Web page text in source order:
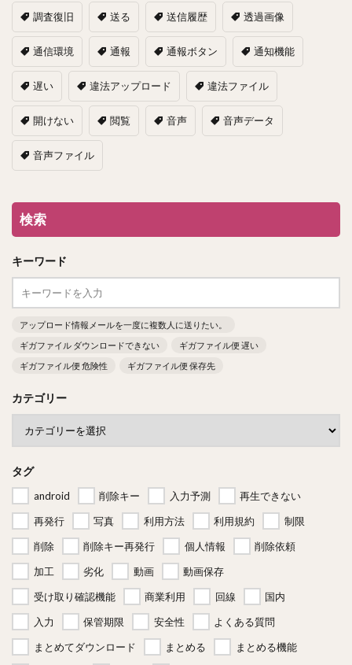
調査復旧 送る 送信履歴 透過画像
通信環境 通報 通報ボタン 通知機能
遅い 違法アップロード 違法ファイル
開けない 閲覧 音声 音声データ
音声ファイル
検索
キーワード
アップロード情報メールを一度に複数人に送りたい。
ギガファイル ダウンロードできない
ギガファイル便 遅い
ギガファイル便 危険性
ギガファイル便 保存先
カテゴリー
タグ
android 削除キー 入力予測
再生できない
再発行
写真 利用方法 利用規約
制限
削除
削除キー再発行 個人情報
削除依頼
加工
劣化 動画
動画保存
受け取り確認機能
商業利用 回線
国内
入力
保管期限 安全性
よくある質問
まとめてダウンロード
まとめる
まとめる機能